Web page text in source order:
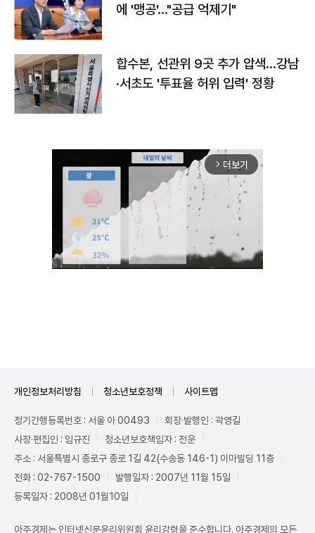
에 '맹공'…"공급 억제기"
합수본, 선관위 9곳 추가 압색…강남
·서초도 '투표율 허위 입력' 정황
arrow_forward_ios 더보기
개인정보처리방침 청소년보호정책 사이트맵
정기간행등록번호 : 서울 아 00493
회장·발행인 : 곽영길
사장·편집인 : 임규진
청소년보호책임자 : 전운
주소 : 서울특별시 종로구 종로 1길 42(수송동 146-1) 이마빌딩 11층
전화 : 02-767-1500
발행일자 : 2007년 11월 15일
등록일자 : 2008년 01월10일
아주경제는 인터넷신문윤리위원회 윤리강령을 준수합니다. 아주경제의 모든